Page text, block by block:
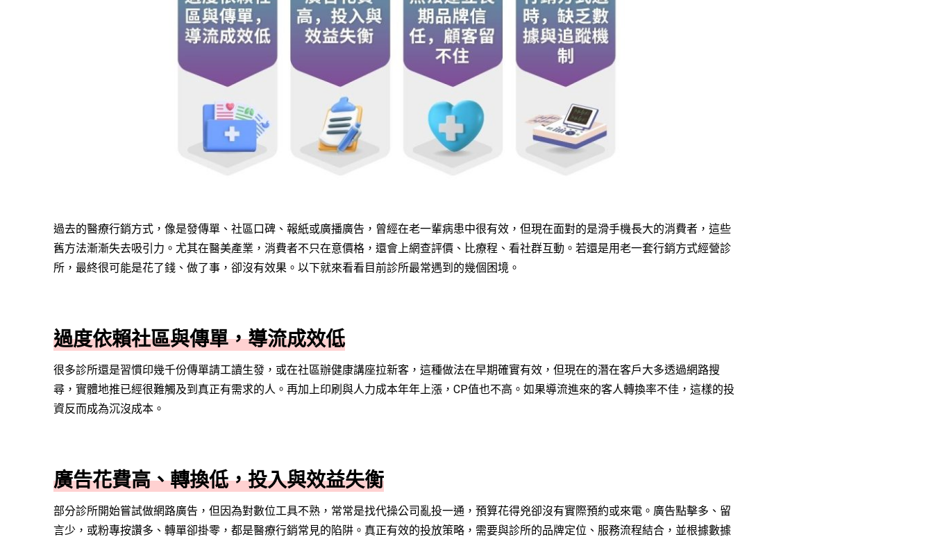
過去的醫療行銷方式，像是發傳單、社區口碑、報紙或廣播廣告，曾經在老一輩病患中很有效，但現在面對的是滑手機長大的消費者，這些
舊方法漸漸失去吸引力。尤其在醫美產業，消費者不只在意價格，還會上網查評價、比療程、看社群互動。若還是用老一套行銷方式經營診
所，最終很可能是花了錢、做了事，卻沒有效果。以下就來看看目前診所最常遇到的幾個困境。
過度依賴社區與傳單，導流成效低
很多診所還是習慣印幾千份傳單請工讀生發，或在社區辦健康講座拉新客，這種做法在早期確實有效，但現在的潛在客戶大多透過網路搜
尋，實體地推已經很難觸及到真正有需求的人。再加上印刷與人力成本年年上漲，CP值也不高。如果導流進來的客人轉換率不佳，這樣的投
資反而成為沉沒成本。
廣告花費高、轉換低，投入與效益失衡
部分診所開始嘗試做網路廣告，但因為對數位工具不熟，常常是找代操公司亂投一通，預算花得兇卻沒有實際預約或來電。廣告點擊多、留
言少，或粉專按讚多、轉單卻掛零，都是醫療行銷常見的陷阱。真正有效的投放策略，需要與診所的品牌定位、服務流程結合，並根據數據